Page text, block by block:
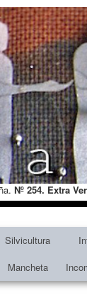
Nº 254. Extra
Silvicultura
Mancheta